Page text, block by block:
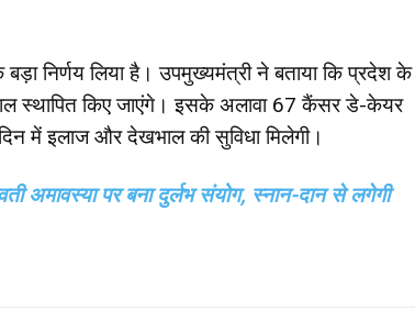
निर्णय लिया है। उपमुख्यमंत्री ने बताया कि प्रदेश के
स्थापित किए जाएंगे। इसके अलावा 67 कैंसर डे-केयर
में इलाज और देखभाल की सुविधा मिलेगी।
अमावस्या पर बना दुर्लभ संयोग, स्नान-दान से लगेगी